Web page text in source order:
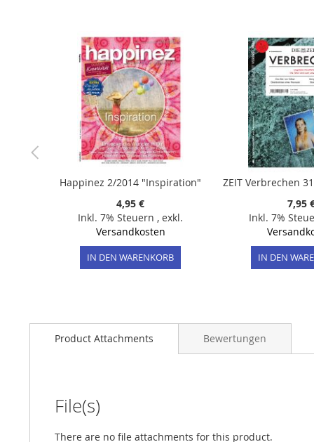
Happinez 2/2014 "Inspiration"
4,95 €
Inkl. 7% Steuern , exkl.
Versandkosten
IN DEN WARENKORB
7,95
Inkl. 7%
IN DEN
Product Attachments
File(s)
There are no file attachments for this product.
Bewertungen